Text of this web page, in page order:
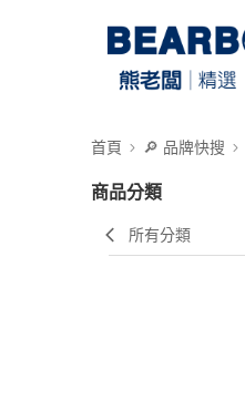
首頁 🔎 品牌快搜
商品分類
所有分類